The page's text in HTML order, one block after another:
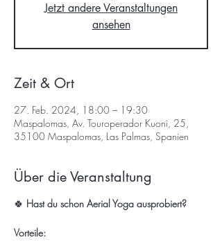
Jetzt andere Veranstaltungen
ansehen
Zeit & Ort
27. Feb. 2024, 18:00 – 19:30
Maspalomas, Av. Touroperador Kuoni, 25,
35100 Maspalomas, Las Palmas, Spanien
Über die Veranstaltung
🍀 Hast du schon Aerial Yoga ausprobiert?
Vorteile: